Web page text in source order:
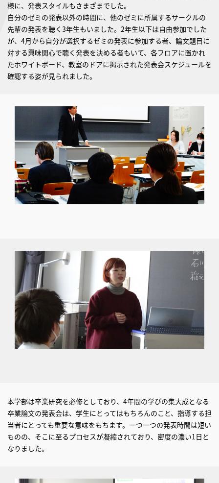
様に、発表スタイルもさまざまでした。
自分のゼミの発表以外の時間に、他のゼミに所属するサークルの
先輩の発表を聴く3年生もいました。2年生以下は自由参加でした
が、4月から自分が選択するゼミの発表に参加する者、論文題目に
対する興味関心で聴く発表を決める者もいて、各フロアに置かれ
たホワイトボード、教室のドアに掲示された発表会スケジュールを
確認する姿が見られました。
本学部は卒業研究を必修としており、4年間の学びの集大成となる
卒業論文の発表会は、学生にとってはもちろんのこと、指導する担
当者にとっても重要な意味をもちます。一つ一つの発表時間は短い
ものの、そこに至るプロセスが凝縮されており、密度の濃い1日と
なりました。